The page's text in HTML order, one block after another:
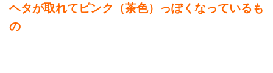
ヘタが取れてピンク（茶色）っぽくなっているも
の